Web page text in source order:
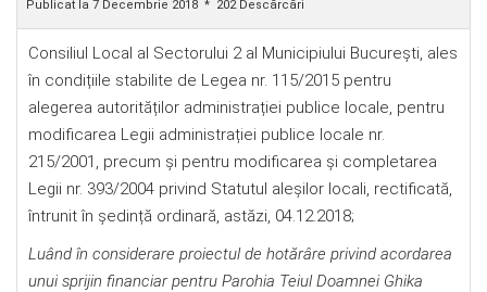
Publicat la 7 Decembrie 2018 202 Descărcări
Consiliul Local al Sectorului 2 al Municipiului București, ales
în condițiile stabilite de Legea nr. 115/2015 pentru
alegerea autorităților administrației publice locale, pentru
modificarea Legii administrației publice locale nr.
215/2001, precum şi pentru modificarea şi completarea
Legii nr. 393/2004 privind Statutul aleșilor locali, rectificată,
întrunit în ședință ordinară, astăzi, 04.12.2018;
Luând în considerare proiectul de hotărâre privind acordarea
unui sprijin financiar pentru Parohia Teiul Doamnei Ghika